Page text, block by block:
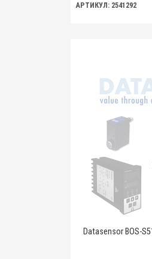
АРТИКУЛ: 2541292
Datasensor BOS-